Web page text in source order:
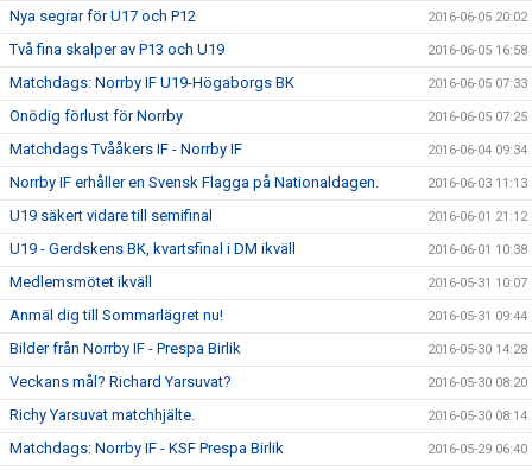
Nya segrar för U17 och P12 2016-06-05 20:02
Två fina skalper av P13 och U19 2016-06-05 16:58
Matchdags: Norrby IF U19-Högaborgs BK 2016-06-05 07:33
Onödig förlust för Norrby 2016-06-05 07:25
Matchdags Tvååkers IF - Norrby IF 2016-06-04 09:34
Norrby IF erhåller en Svensk Flagga på Nationaldagen. 2016-06-03 11:13
U19 säkert vidare till semifinal 2016-06-01 21:12
U19 - Gerdskens BK, kvartsfinal i DM ikväll 2016-06-01 10:38
Medlemsmötet ikväll 2016-05-31 10:07
Anmäl dig till Sommarlägret nu! 2016-05-31 09:44
Bilder från Norrby IF - Prespa Birlik 2016-05-30 14:28
Veckans mål? Richard Yarsuvat? 2016-05-30 08:20
Richy Yarsuvat matchhjälte. 2016-05-30 08:14
Matchdags: Norrby IF - KSF Prespa Birlik 2016-05-29 06:40